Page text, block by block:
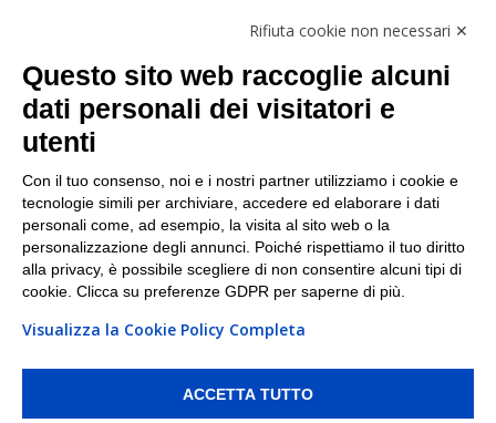
Facebook
Linkedin
I nostri punti di ritiro e spedizione pacchi nelle
maggiori città italiane
Torino|Milano|Roma|Bologna|Firenze| Genova
Napoli|Varese
PI/CF/N°Iscr.: 10821360012 | REA: RM 1494760 | Cap.Soc.: 50.000€ |
Whistleblowing|Privacy |Preferenze Cookies
Rifiuta cookie non necessari ✕
Questo sito web raccoglie alcuni
dati personali dei visitatori e
utenti
Con il tuo consenso, noi e i nostri partner utilizziamo i cookie e
tecnologie simili per archiviare, accedere ed elaborare i dati
personali come, ad esempio, la visita al sito web o la
personalizzazione degli annunci. Poiché rispettiamo il tuo diritto
alla privacy, è possibile scegliere di non consentire alcuni tipi di
cookie. Clicca su preferenze GDPR per saperne di più.
Visualizza la Cookie Policy Completa
ACCETTA TUTTO